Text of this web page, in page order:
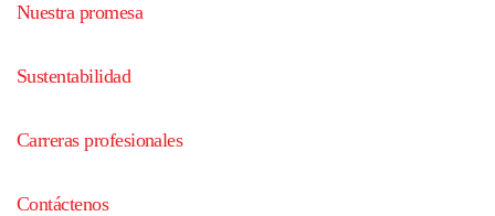
Nuestra promesa
Sustentabilidad
Carreras profesionales
Contáctenos